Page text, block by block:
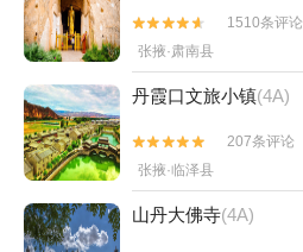


1510条评论
张掖·肃南县
丹霞口文旅小镇(4A)


207条评论
张掖·临泽县
山丹大佛寺(4A)